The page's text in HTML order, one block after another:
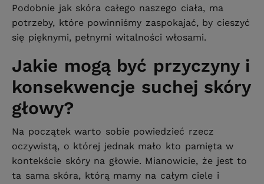
Podobnie jak skóra całego naszego ciała, ma
potrzeby, które powinniśmy zaspokajać, by cieszyć
się pięknymi, pełnymi witalności włosami.
Jakie mogą być przyczyny i
konsekwencje suchej skóry
głowy?
Na początek warto sobie powiedzieć rzecz
oczywistą, o której jednak mało kto pamięta w
kontekście skóry na głowie. Mianowicie, że jest to
ta sama skóra, którą mamy na całym ciele i